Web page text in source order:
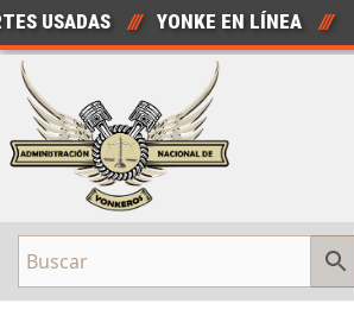
Saltar
al
contenido
USADAS /// YONKE EN LÍNEA ///